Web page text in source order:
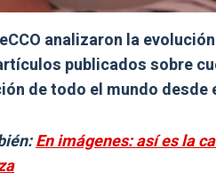
analizaron la
publicados sobre
de todo el mundo desde
En imágenes: así es la